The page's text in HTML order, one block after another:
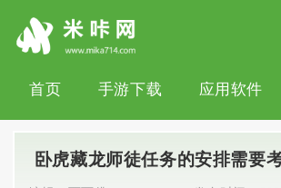
首页 手游下载 应用软件
卧虎藏龙师徒任务的安排需要